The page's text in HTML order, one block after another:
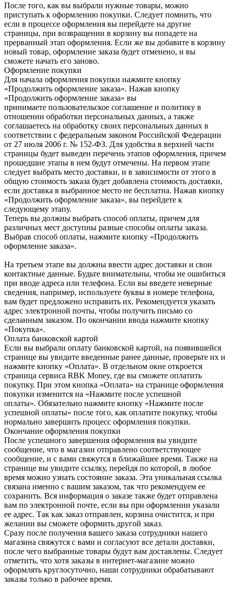
После того, как вы выбрали нужные товары, можно
приступать к оформлению покупки. Следует помнить, что
если в процессе оформления вы перейдете на другие
страницы, при возвращении в корзину вы попадете на
прерванный этап оформления. Если же вы добавите в корзину
новый товар, оформление заказа будет отменено, и вы
сможете начать его заново.
Оформление покупки
Для начала оформления покупки нажмите кнопку
«Продолжить оформление заказа». Нажав кнопку
«Продолжить оформление заказа» вы
принимаете пользовательское соглашение и политику в
отношении обработки персональных данных, а также
соглашаетесь на обработку своих персональных данных в
соответствии с федеральным законом Российской Федерации
от 27 июля 2006 г. № 152-ФЗ. Для удобства в верхней части
страницы будет выведен перечень этапов оформления, причем
прошедшие этапы в нем будут отмечены. На первом этапе
следует выбрать место доставки, и в зависимости от этого в
общую стоимость заказа будет добавлена стоимость доставки,
если доставка в выбранное место не бесплатна. Нажав кнопку
«Продолжить оформление заказа», вы перейдете к
следующему этапу.
Теперь вы должны выбрать способ оплаты, причем для
различных мест доступны разные способы оплаты заказа.
Выбрав способ оплаты, нажмите кнопку «Продолжить
оформление заказа».
На третьем этапе вы должны ввести адрес доставки и свои
контактные данные. Будьте внимательны, чтобы не ошибиться
при вводе адреса или телефона. Если вы введете неверные
сведения, например, используете буквы в номере телефона,
вам будет предложено исправить их. Рекомендуется указать
адрес электронной почты, чтобы получить письмо со
сделанным заказом. По окончании ввода нажмите кнопку
«Покупка».
Оплата банковской картой
Если вы выбрали оплату банковской картой, на появившейся
странице вы увидите введенные ранее данные, проверьте их и
нажмите кнопку «Оплата». В отдельном окне откроется
страница сервиса RBK Money, где вы сможете оплатить
покупку. При этом кнопка «Оплата» на странице оформления
покупки изменится на «Нажмите после успешной
оплаты». Обязательно нажмите кнопку «Нажмите после
успешной оплаты» после того, как оплатите покупку, чтобы
нормально завершить процесс оформления покупки.
Окончание оформления покупки
После успешного завершения оформления вы увидите
сообщение, что в магазин отправлено соответствующее
сообщение, и с вами свяжутся в ближайшее время. Также на
странице вы увидите ссылку, перейдя по которой, в любое
время можно узнать состояние заказа. Эта уникальная ссылка
связана именно с вашим заказом, так что рекомендуем ее
сохранить. Вся информация о заказе также будет отправлена
вам по электронной почте, если вы при оформлении указали
ее адрес. Так как заказ отправлен, корзина очистится, и при
желании вы сможете оформить другой заказ.
Сразу после получения вашего заказа сотрудники нашего
магазина свяжутся с вами и согласуют все детали доставки,
после чего выбранные товары будут вам доставлены. Следует
отметить, что хотя заказы в интернет-магазине можно
оформлять круглосуточно, наши сотрудники обрабатывают
заказы только в рабочее время.